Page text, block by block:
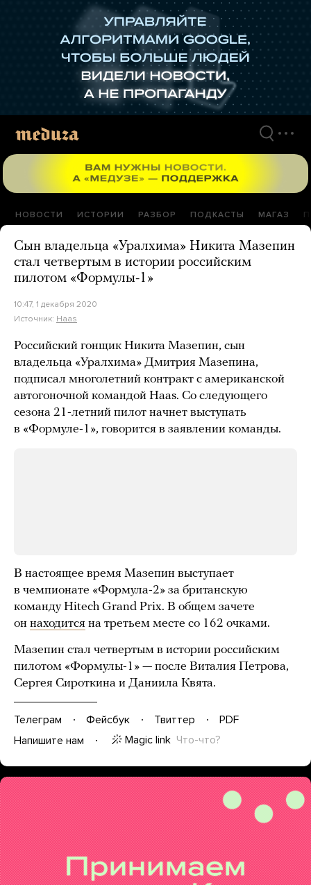
НОВОСТИ ИСТОРИИ РАЗБОР ПОДКАСТЫ МАГАЗ
Сын владельца «Уралхима» Никита Мазепин
стал четвертым в истории российским
пилотом «Формулы-1»
10:47, 1 декабря 2020
Источник: Haas
Российский гонщик Никита Мазепин, сын
владельца «Уралхима» Дмитрия Мазепина,
подписал многолетний контракт с американской
автогоночной командой Haas. Со следующего
сезона 21-летний пилот начнет выступать
в «Формуле-1», говорится в заявлении команды.
В настоящее время Мазепин выступает
в чемпионате «Формула-2» за британскую
команду Hitech Grand Prix. В общем зачете
он находится на третьем месте со 162 очками.
Мазепин стал четвертым в истории российским
пилотом «Формулы-1» — после Виталия Петрова,
Сергея Сироткина и Даниила Квята.
Телеграм Фейсбук Твиттер
PDF
Напишите нам
Magic link Что-что?